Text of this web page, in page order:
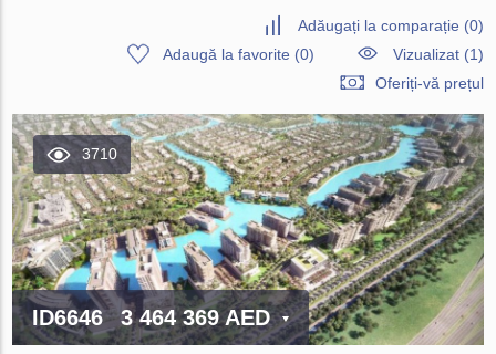
Adăugați la comparație (0)
Adaugă la favorite (0)
Vizualizat (1)
Oferiți-vă prețul
3710
ID6646 3 464 369 AED